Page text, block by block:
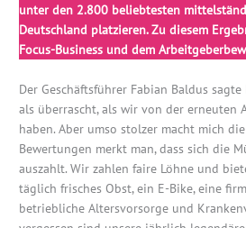
unter den 2.800 beliebtesten
Deutschland platzieren. Zu diesem
Focus-Business und dem
Der Geschäftsführer Fabian Baldus
als überrascht, als wir von der erneuten
haben. Aber umso stolzer macht mich
Bewertungen merkt man, dass sich die
auszahlt. Wir zahlen faire Löhne und
täglich frisches Obst, ein E-Bike, eine
betriebliche Altersvorsorge und